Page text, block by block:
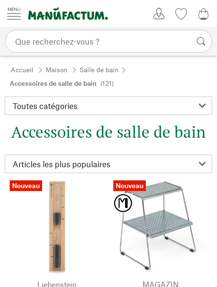
Passer au contenu
Accueil Maison
Salle de bain
Accessoires de salle de bain (121)
Accessoires de salle de bain
Nouveau
Liebenstein
Nouveau
MAGAZIN